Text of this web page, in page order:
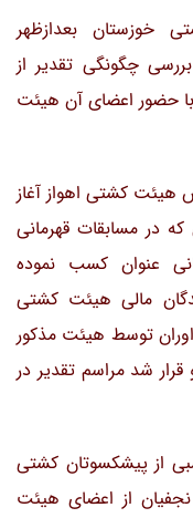
خوزستان بعدازظهر
ماه جلسه بررسی چگونگی تقدیر از
با حضور اعضای آن هیئت
هیئت کشتی اهواز آغاز
اهوازی که در مسابقات قهرمانی
عنوان کسب نموده
مالی هیئت کشتی
توسط هیئت مذکور
شد مراسم تقدیر در
از پیشکسوتان کشتی
از اعضای هیئت